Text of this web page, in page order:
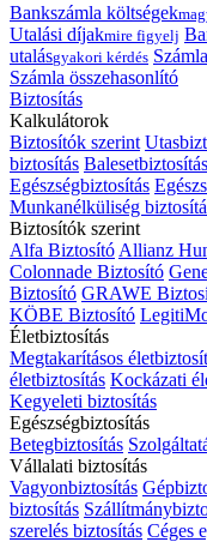
Bankszámla költségek
Utalási díjakmire figyelj
utalásgyakori kérdés
Számla összehasonlító
Biztosítás
Kalkulátorok
Biztosítók szerint
biztosítás Balesetbiztosítás
Egészségbiztosítás
Munkanélküliség
Biztosítók szerint
Alfa Biztosító Allianz
Colonnade Biztosító
Biztosító GRAWE
KÖBE Biztosító
Életbiztosítás
Megtakarításos
életbiztosítás Kockázati
Kegyeleti biztosítás
Egészségbiztosítás
Betegbiztosítás
Vállalati biztosítás
Vagyonbiztosítás
biztosítás
szerelés biztosítás Céges